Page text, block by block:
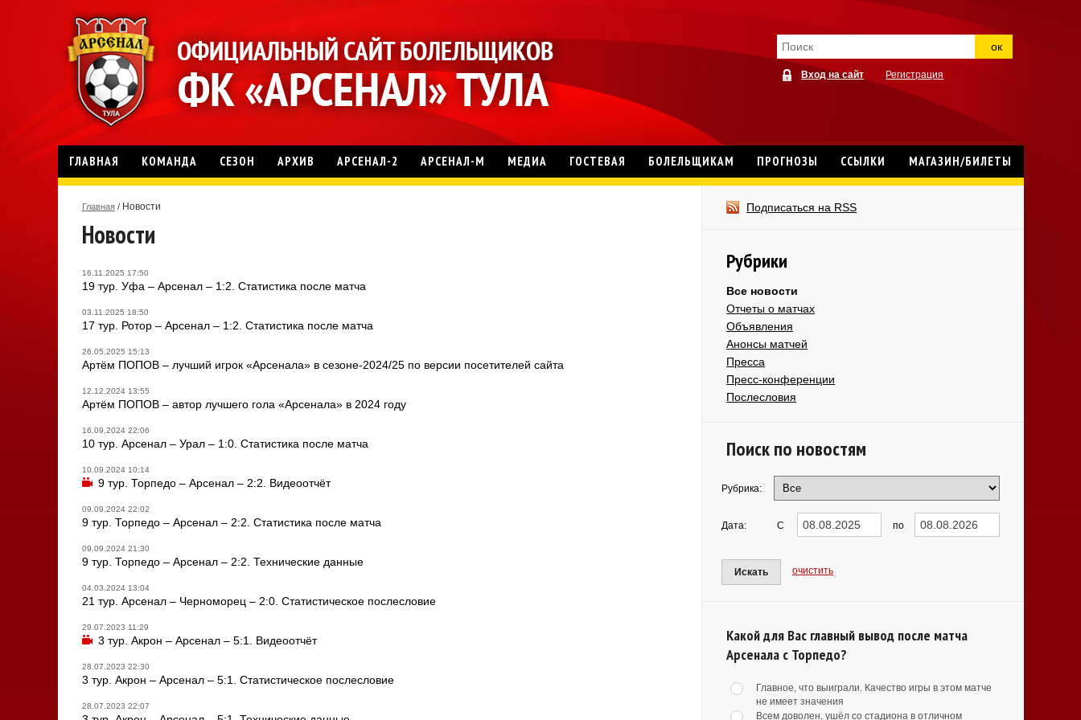
ок
Вход на сайт Регистрация
ГЛАВНАЯ КОМАНДА СЕЗОН АРХИВ АРСЕНАЛ-2 АРСЕНАЛ-М МЕДИА ГОСТЕВАЯ БОЛЕЛЬЩИКАМ ПРОГНОЗЫ ССЫЛКИ МАГАЗИН/БИЛЕТЫ
Главная /Новости
Новости
16.11.2025 17:50
19 тур. Уфа – Арсенал – 1:2. Статистика после матча
03.11.2025 18:50
17 тур. Ротор – Арсенал – 1:2. Статистика после матча
26.05.2025 15:13
Артём ПОПОВ – лучший игрок «Арсенала» в сезоне-2024/25 по версии посетителей сайта
12.12.2024 13:55
Артём ПОПОВ – автор лучшего гола «Арсенала» в 2024 году
16.09.2024 22:06
10 тур. Арсенал – Урал – 1:0. Статистика после матча
10.09.2024 10:14
9 тур. Торпедо – Арсенал – 2:2. Видеоотчёт
09.09.2024 22:02
9 тур. Торпедо – Арсенал – 2:2. Статистика после матча
09.09.2024 21:30
9 тур. Торпедо – Арсенал – 2:2. Технические данные
04.03.2024 13:04
21 тур. Арсенал – Черноморец – 2:0. Статистическое послесловие
29.07.2023 11:29
3 тур. Акрон – Арсенал – 5:1. Видеоотчёт
28.07.2023 22:30
3 тур. Акрон – Арсенал – 5:1. Статистическое послесловие
28.07.2023 22:07
Подписаться на RSS
Рубрики
Все новости
Отчеты о матчах
Объявления
Анонсы матчей
Пресса
Пресс-конференции
Послесловия
Поиск по новостям
Рубрика:
Дата: С по
Искать очистить
Какой для Вас главный вывод после матча
Арсенала с Торпедо?
Главное, что выиграли. Качество игры в этом матче
не имеет значения
Всем доволен, ушёл со стадиона в отличном